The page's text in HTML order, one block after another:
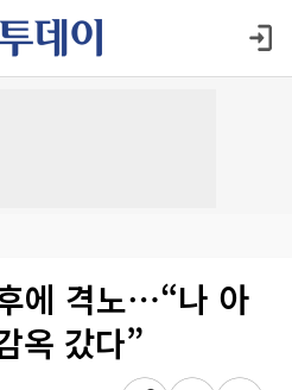
에 격노⋯“나 아
옥 갔다”